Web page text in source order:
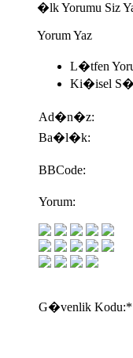
�lk Yorumu Siz
Yorum Yaz
L�tfen
Ki�isel
Ad�n�z:
Ba�l�k:
BBCode:
Yorum:
G�venlik Kodu:*